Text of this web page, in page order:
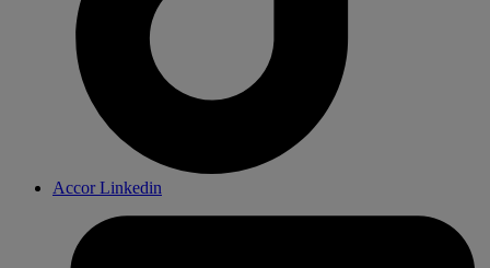
Accor Linkedin